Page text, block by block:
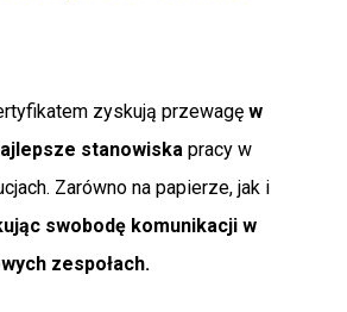
zyskują przewagę w
stanowiska pracy w
Zarówno na papierze, jak i
swobodę komunikacji w
zespołach.